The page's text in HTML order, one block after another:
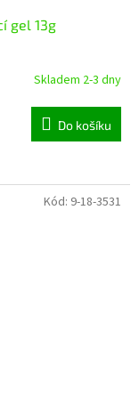
gel 13g
Skladem 2-3 dny
Do košíku
Kód: 9-18-3531